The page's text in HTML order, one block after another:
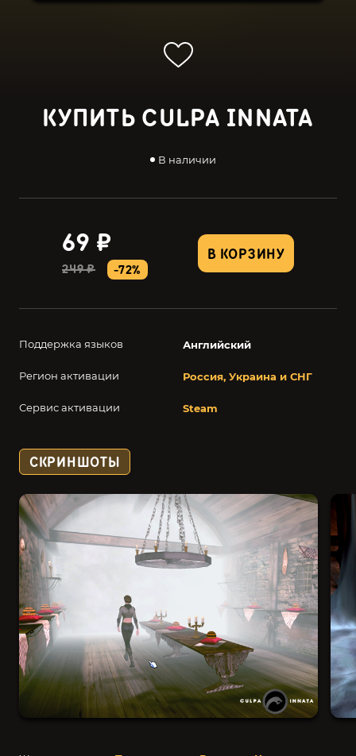
КУПИТЬ CULPA INNATA
В наличии
В КОРЗИНУ
69 ₽
249 ₽ -72%
Поддержка языков Английский
Регион активации Россия, Украина и СНГ
Сервис активации Steam
СКРИНШОТЫ